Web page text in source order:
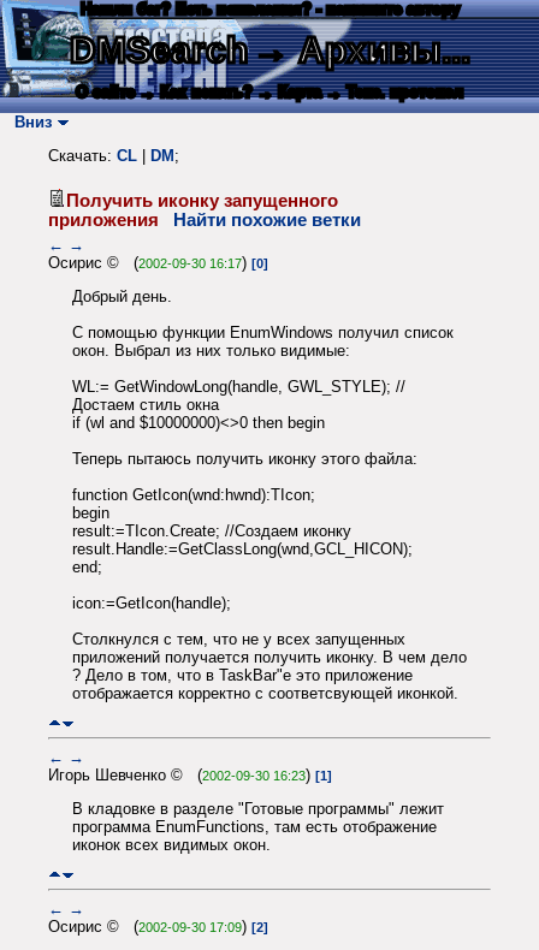
Нашли баг? Есть пожелания? - напишите автору
DMSearch→ Архивы...
О сайте → Как искать? → Карта → Текс. протокол
Вниз
Скачать: CL DM ;
Получить иконку запущенного
приложения
Найти похожие ветки
← →
Осирис © (2002-09-30 16:17) [0]
Добрый день.
С помощью функции EnumWindows получил список
окон. Выбрал из них только видимые:
WL:= GetWindowLong(handle, GWL_STYLE); //
Достаем стиль окна
if (wl and $10000000)<>0 then begin
Теперь пытаюсь получить иконку этого файла:
function GetIcon(wnd:hwnd):TIcon;
begin
result:=TIcon.Create; //Создаем иконку
result.Handle:=GetClassLong(wnd,GCL_HICON);
end;
icon:=GetIcon(handle);
Столкнулся с тем, что не у всех запущенных
приложений получается получить иконку. В чем дело
? Дело в том, что в TaskBar"e это приложение
отображается корректно с соответсвующей иконкой.
← →
Игорь Шевченко © (2002-09-30 16:23) [1]
В кладовке в разделе "Готовые программы" лежит
программа EnumFunctions, там есть отображение
иконок всех видимых окон.
← →
Осирис © (2002-09-30 17:09) [2]